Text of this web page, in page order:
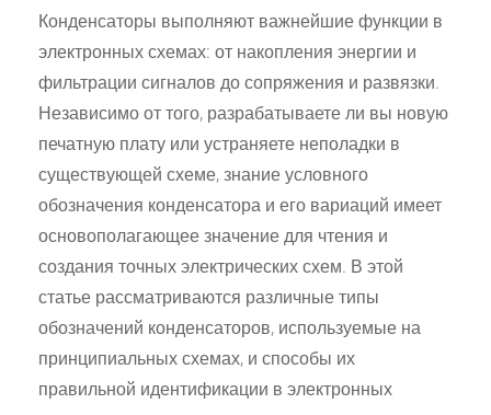
Конденсаторы выполняют важнейшие функции в
электронных схемах: от накопления энергии и
фильтрации сигналов до сопряжения и развязки.
Независимо от того, разрабатываете ли вы новую
печатную плату или устраняете неполадки в
существующей схеме, знание условного
обозначения конденсатора и его вариаций имеет
основополагающее значение для чтения и
создания точных электрических схем. В этой
статье рассматриваются различные типы
обозначений конденсаторов, используемые на
принципиальных схемах, и способы их
правильной идентификации в электронных